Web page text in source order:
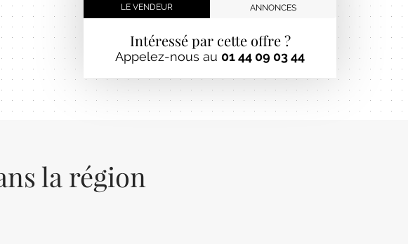
LE VENDEUR
ANNONCES
Intéressé par cette offre ?
Appelez-nous au 01 44 09 03 44
la région